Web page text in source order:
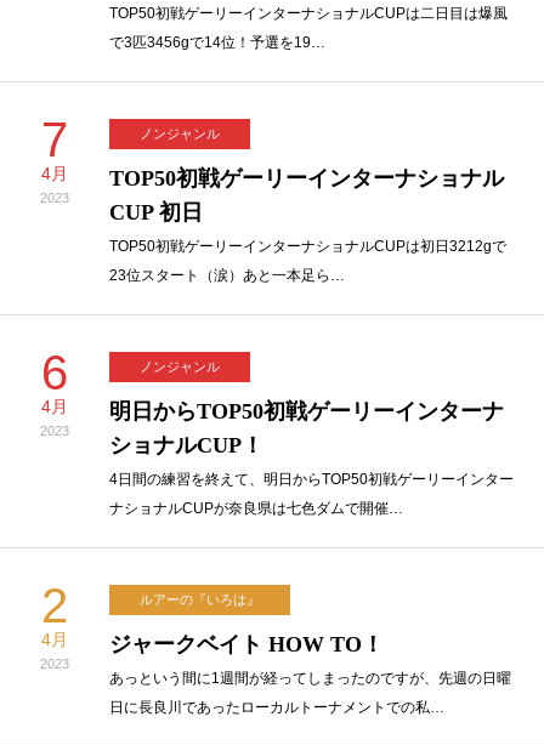
TOP50初戦ゲーリーインターナショナルCUPは二日目は爆風
で3匹3456gで14位！予選を19…
7
4月
2023
ノンジャンル
TOP50初戦ゲーリーインターナショナル
CUP 初日
TOP50初戦ゲーリーインターナショナルCUPは初日3212gで
23位スタート（涙）あと一本足ら…
6
4月
2023
ノンジャンル
明日からTOP50初戦ゲーリーインターナ
ショナルCUP！
4日間の練習を終えて、明日からTOP50初戦ゲーリーインター
ナショナルCUPが奈良県は七色ダムで開催…
2
4月
2023
ルアーの『いろは』
ジャークベイト HOW TO！
あっという間に1週間が経ってしまったのですが、先週の日曜
日に長良川であったローカルトーナメントでの私…